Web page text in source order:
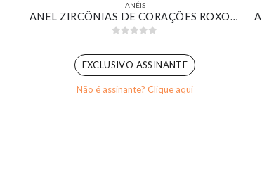
ANÉIS
ANEL ZIRCÔNIAS DE CORAÇÕES ROXO BANHADO EM OURO BRANCO
EXCLUSIVO ASSINANTE
Não é assinante? Clique aqui